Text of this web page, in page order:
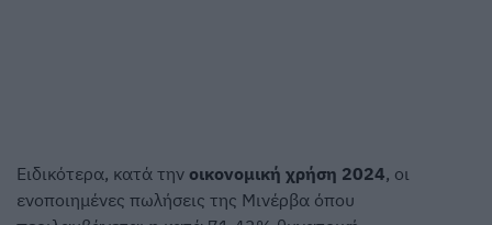
Ειδικότερα, κατά την οικονομική χρήση 2024, οι
ενοποιημένες πωλήσεις της Μινέρβα όπου